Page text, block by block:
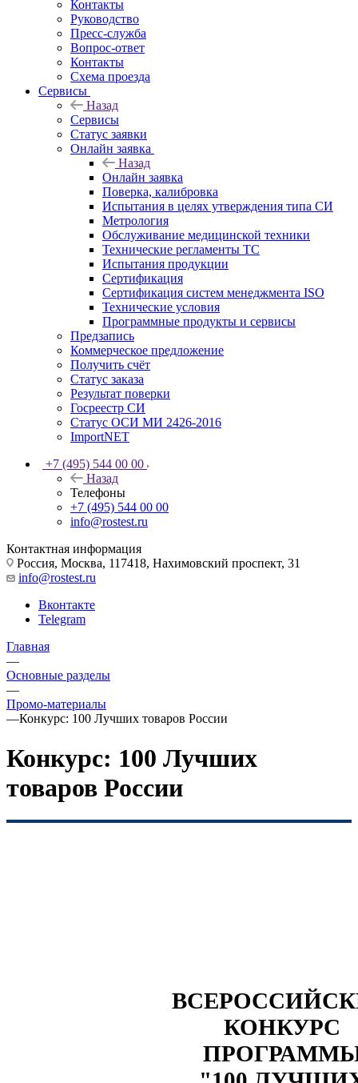
Контакты
Руководство
Пресс-служба
Вопрос-ответ
Контакты
Схема проезда
Сервисы
Назад
Сервисы
Статус заявки
Онлайн заявка
Назад
Онлайн заявка
Поверка, калибровка
Испытания в целях утверждения типа СИ
Метрология
Обслуживание медицинской техники
Технические регламенты ТС
Испытания продукции
Сертификация
Сертификация систем менеджмента ISO
Технические условия
Программные продукты и сервисы
Предзапись
Коммерческое предложение
Получить счёт
Статус заказа
Результат поверки
Госреестр СИ
Статус ОСИ МИ 2426-2016
ImportNET
+7 (495) 544 00 00
Назад
Телефоны
+7 (495) 544 00 00
info@rostest.ru
Контактная информация
Россия, Москва, 117418, Нахимовский проспект, 31
info@rostest.ru
Вконтакте
Telegram
Главная
—
Основные разделы
—
Промо-материалы
—Конкурс: 100 Лучших товаров России
Конкурс: 100 Лучших
товаров России
КОНКУРС